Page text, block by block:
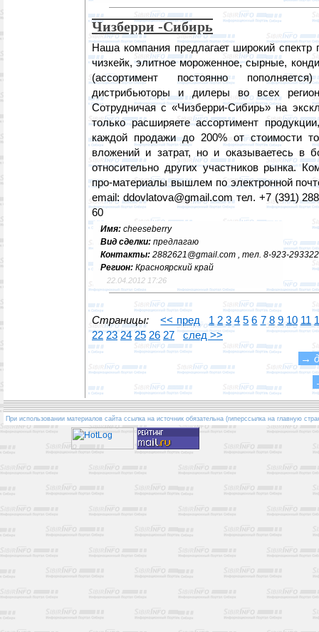
Чизберри -Сибирь
Наша компания предлагает широкий спектр
чизкейк, элитное мороженное, сырные,
(ассортимент постоянно
дистрибьюторы и дилеры во всех
Сотрудничая с «Чизберри-Сибирь» на
только расширяете ассортимент
каждой продажи до 200% от стоимости
вложений и затрат, но и оказываетесь в
относительно других участников рынка.
про-материалы вышлем по электронной
email: ddovlatova@gmail.com тел. +7 (391)
60
Имя: cheeseberry
Вид сделки: предлагаю
Контакты: 2882621@gmail.com , тел. 8-923-
Регион: Красноярский край
22.04.2012 17:26
Страницы: << пред 1 2 3 4 5 6 7 8 9 10 11
22 23 24 25 26 27
след >>
→
При использовании материалов сайта ссылка на источник обязательна (гиперссылка на главную